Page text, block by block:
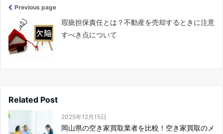
Previous page
瑕疵担保責任とは？不動産を売却するときに注意
すべき点について
Related Post
2025年12月15日
岡山県の空き家買取業者を比較！空き家買取のメ